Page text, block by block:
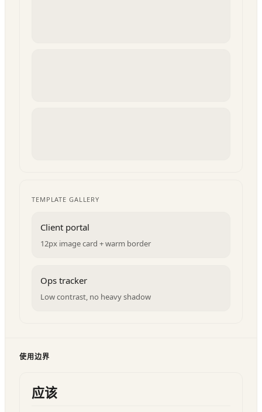
TEMPLATE GALLERY
Client portal
12px image card + warm border
Ops tracker
Low contrast, no heavy shadow
使用边界
应该